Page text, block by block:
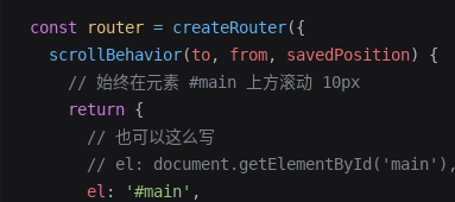
const router = createRouter({
  scrollBehavior
(to, from, savedPosition) {
    // 始终在元素 #main 上方滚动 10px
    return
{
      // 也可以这么写
      // el: document.getElementById('main'),
      el
: '#main' ,